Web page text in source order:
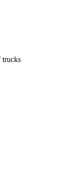
trucks